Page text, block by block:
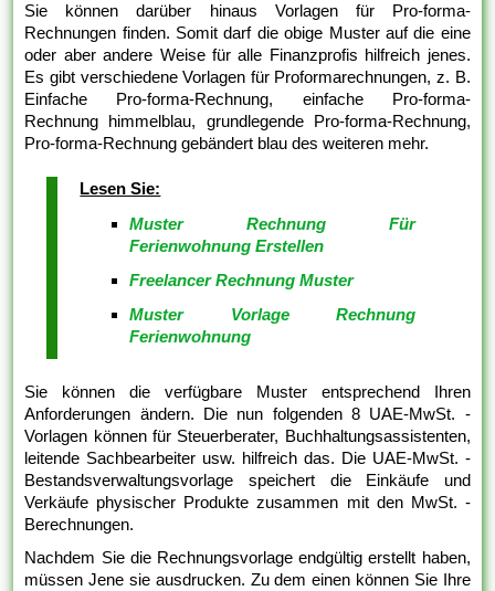
Sie können darüber hinaus Vorlagen für Pro-forma-
Rechnungen finden. Somit darf die obige Muster auf die eine
oder aber andere Weise für alle Finanzprofis hilfreich jenes.
Es gibt verschiedene Vorlagen für Proformarechnungen, z. B.
Einfache Pro-forma-Rechnung, einfache Pro-forma-
Rechnung himmelblau, grundlegende Pro-forma-Rechnung,
Pro-forma-Rechnung gebändert blau des weiteren mehr.
Lesen Sie:
Muster Rechnung Für
Ferienwohnung Erstellen
Freelancer Rechnung Muster
Muster Vorlage Rechnung
Ferienwohnung
Sie können die verfügbare Muster entsprechend Ihren
Anforderungen ändern. Die nun folgenden 8 UAE-MwSt. -
Vorlagen können für Steuerberater, Buchhaltungsassistenten,
leitende Sachbearbeiter usw. hilfreich das. Die UAE-MwSt. -
Bestandsverwaltungsvorlage speichert die Einkäufe und
Verkäufe physischer Produkte zusammen mit den MwSt. -
Berechnungen.
Nachdem Sie die Rechnungsvorlage endgültig erstellt haben,
müssen Jene sie ausdrucken. Zu dem einen können Sie Ihre